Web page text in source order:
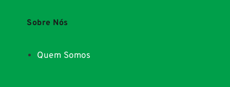
Sobre Nós
Quem Somos